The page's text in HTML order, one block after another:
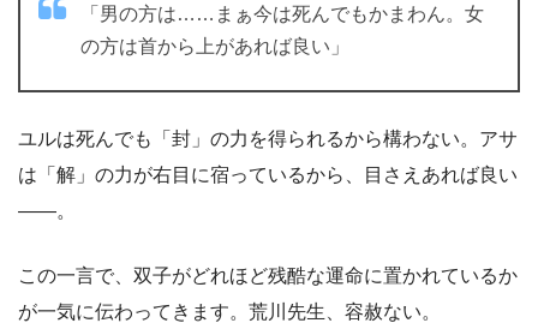
「男の方は……まぁ今は死んでもかまわん。女
の方は首から上があれば良い」
ユルは死んでも「封」の力を得られるから構わない。アサ
は「解」の力が右目に宿っているから、目さえあれば良い
――。
この一言で、双子がどれほど残酷な運命に置かれているか
が一気に伝わってきます。荒川先生、容赦ない。